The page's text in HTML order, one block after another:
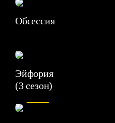
Обсессия
Эйфория
(3 сезон)